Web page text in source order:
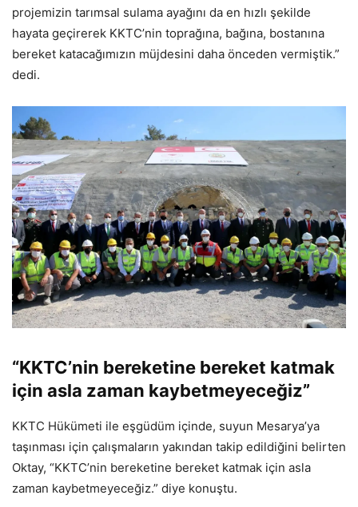
projemizin tarımsal sulama ayağını da en hızlı şekilde
hayata geçirerek KKTC’nin toprağına, bağına, bostanına
bereket katacağımızın müjdesini daha önceden vermiştik.”
dedi.
“KKTC’nin bereketine bereket katmak
için asla zaman kaybetmeyeceğiz”
KKTC Hükümeti ile eşgüdüm içinde, suyun Mesarya’ya
taşınması için çalışmaların yakından takip edildiğini belirten
Oktay, “KKTC’nin bereketine bereket katmak için asla
zaman kaybetmeyeceğiz.” diye konuştu.